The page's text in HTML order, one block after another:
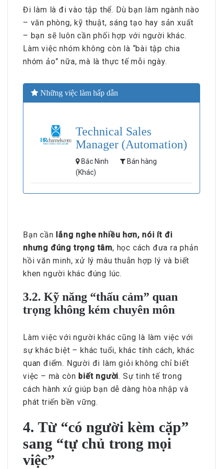
Đi làm là đi vào tập thể. Dù bạn làm ngành nào
– văn phòng, kỹ thuật, sáng tạo hay sản xuất
– bạn sẽ luôn cần phối hợp với người khác.
Làm việc nhóm không còn là “bài tập chia
nhóm ảo” nữa, mà là thực tế mỗi ngày.
Những việc làm hấp dẫn
Technical Sales
Manager (Automation)
Bắc Ninh
Bán hàng
(Khác)
Bạn cần lắng nghe nhiều hơn, nói ít đi
nhưng đúng trọng tâm, học cách đưa ra phản
hồi văn minh, xử lý mâu thuẫn hợp lý và biết
khen người khác đúng lúc.
3.2. Kỹ năng “thấu cảm” quan
trọng không kém chuyên môn
Làm việc với người khác cũng là làm việc với
sự khác biệt – khác tuổi, khác tính cách, khác
quan điểm. Người đi làm giỏi không chỉ biết
việc – mà còn biết người. Sự tinh tế trong
cách hành xử giúp bạn dễ dàng hòa nhập và
phát triển bền vững.
4. Từ “có người kèm cặp”
sang “tự chủ trong mọi
việc”